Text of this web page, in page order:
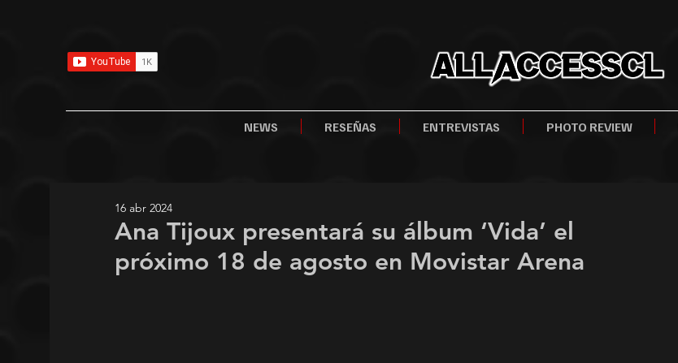
NEWS RESEÑAS ENTREVISTAS PHOTO REVIEW
Ana Tijoux presentará su álbum ‘Vida’ el
próximo 18 de agosto en Movistar Arena
16 abr 2024